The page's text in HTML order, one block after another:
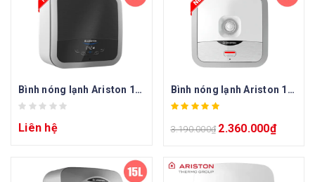
Bình nóng lạnh Ariston 15 lít vuông AN2 15 RS
Liên hệ
Bình nóng lạnh Ariston 15l vuông AN2 15R
3.190.000₫ 2.360.000₫